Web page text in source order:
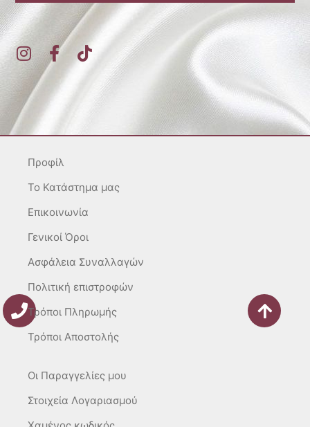
I
n
t
a
g
a
m
F
a
c
e
b
o
k
-
T
i
k
Προφίλ
To Κατάστημα μας
Επικοινωνία
Γενικοί Όροι
Ασφάλεια Συναλλαγών
Πολιτική επιστροφών
Τρόποι Πληρωμής
Τρόποι Αποστολής
Οι Παραγγελίες μου
Στοιχεία Λογαριασμού